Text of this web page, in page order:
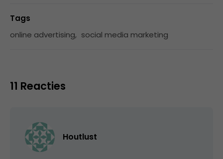
Tags
online advertising, social media marketing
11 Reacties
Houtlust